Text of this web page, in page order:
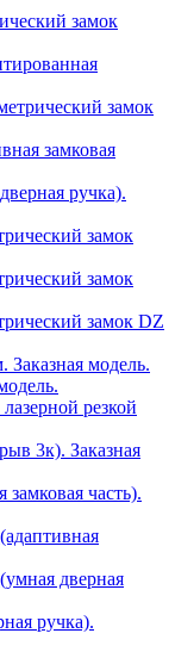
замок
замок
замковая
ручка).
замок
замок
замок DZ
Заказная модель.
резкой
3к). Заказная
часть).
дверная
ручка).